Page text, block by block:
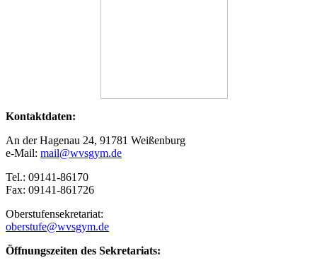
Kontaktdaten:
An der Hagenau 24, 91781 Weißenburg
e-Mail: mail@wvsgym.de
Tel.: 09141-86170
Fax: 09141-861726
Oberstufensekretariat:
oberstufe@wvsgym.de
Öffnungszeiten des Sekretariats: